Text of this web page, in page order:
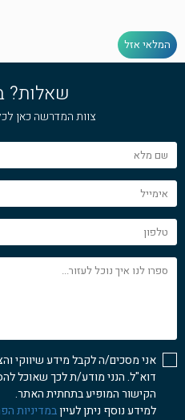
המלאי אזל
שאלות?
צוות המדרשה כאן
שם
מלא
אימייל
טלפון
ספרו
לנו
אני מסכים/ה לקבל מידע שיווקי
דוא"ל. הנני מודע/ת לכך שאוכל
הקישור המופיע בתחתית האתר.
למידע נוסף ניתן לעייןבמדיניות